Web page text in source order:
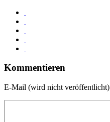
Kommentieren
E-Mail (wird nicht veröffentlicht)